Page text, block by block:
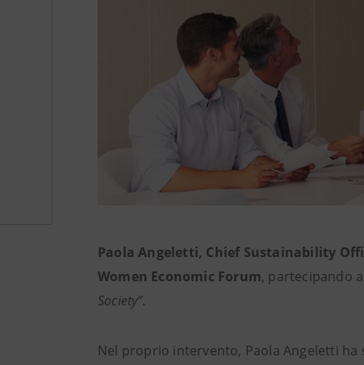
Paola Angeletti, Chief Sustainability
Women Economic Forum, partecipando
Society”.
Nel proprio intervento, Paola Angeletti ha